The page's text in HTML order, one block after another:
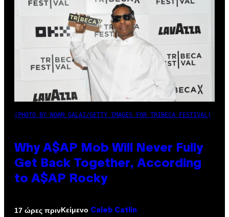
(PHOTO BY NOAM GALAI/GETTY IMAGES FOR TRIBECA FESTIVAL)
Why A$AP Mob Will Never Fully
Get Back Together, According
to A$AP Rocky
17 ώρες πρινΚείμενο Caleb Catlin